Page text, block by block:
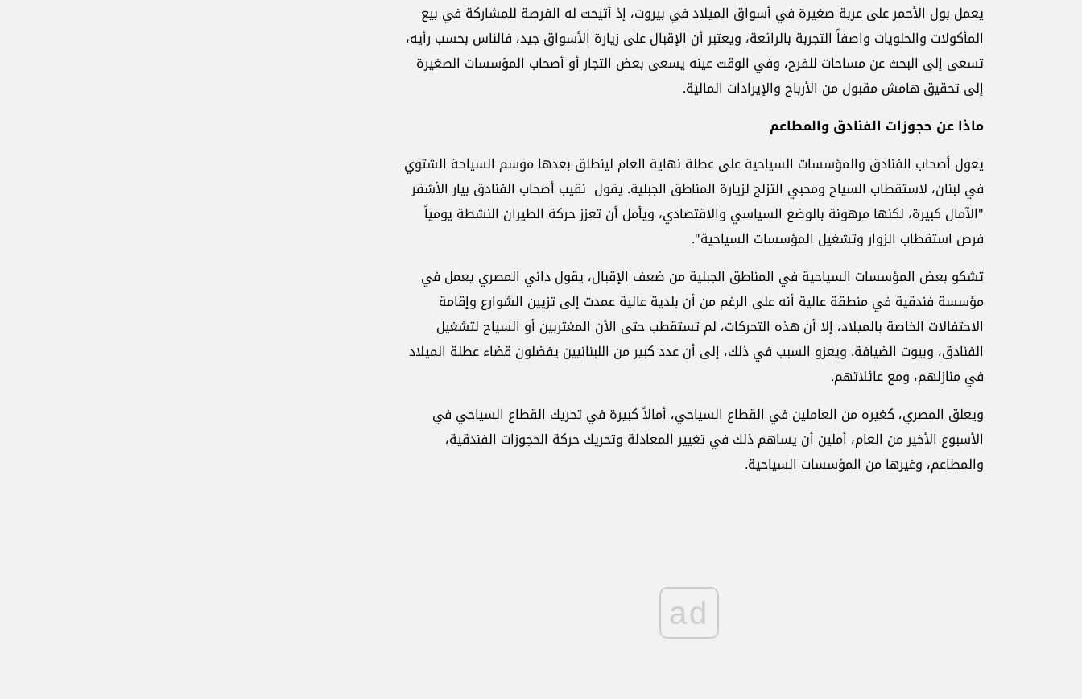
يعمل بول الأحمر على عربة صغيرة في أسواق الميلاد في بيروت، إذ أتيحت له الفرصة للمشاركة في بيع
المأكولات والحلويات واصفاً التجربة بالرائعة، ويعتبر أن الإقبال على زيارة الأسواق جيد، فالناس بحسب رأيه،
تسعى إلى البحث عن مساحات للفرح، وفي الوقت عينه يسعى بعض التجار أو أصحاب المؤسسات الصغيرة
إلى تحقيق هامش مقبول من الأرباح والإيرادات المالية.
ماذا عن حجوزات الفنادق والمطاعم
يعول أصحاب الفنادق والمؤسسات السياحية على عطلة نهاية العام لينطلق بعدها موسم السياحة الشتوي
في لبنان، لاستقطاب السياح ومحبي التزلج لزيارة المناطق الجبلية. يقول نقيب أصحاب الفنادق بيار الأشقر
"الآمال كبيرة، لكنها مرهونة بالوضع السياسي والاقتصادي، ويأمل أن تعزز حركة الطيران النشطة يومياً
فرص استقطاب الزوار وتشغيل المؤسسات السياحية".
تشكو بعض المؤسسات السياحية في المناطق الجبلية من ضعف الإقبال، يقول داني المصري يعمل في
مؤسسة فندقية في منطقة عالية أنه على الرغم من أن بلدية عالية عمدت إلى تزيين الشوارع وإقامة
الاحتفالات الخاصة بالميلاد، إلا أن هذه التحركات، لم تستقطب حتى الأن المغتربين أو السياح لتشغيل
الفنادق، وبيوت الضيافة. ويعزو السبب في ذلك، إلى أن عدد كبير من اللبنانيين يفضلون قضاء عطلة الميلاد
في منازلهم، ومع عائلاتهم.
ويعلق المصري، كغيره من العاملين في القطاع السياحي، أمالاً كبيرة في تحريك القطاع السياحي في
الأسبوع الأخير من العام، أملين أن يساهم ذلك في تغيير المعادلة وتحريك حركة الحجوزات الفندقية،
والمطاعم، وغيرها من المؤسسات السياحية.
ad